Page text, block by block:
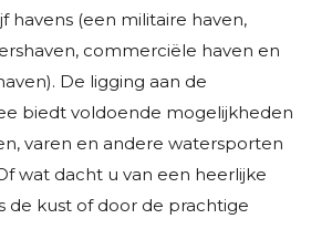
havens (een militaire haven,
commerciële haven en
De ligging aan de
biedt voldoende mogelijkheden
varen en andere watersporten
wat dacht u van een heerlijke
de kust of door de prachtige